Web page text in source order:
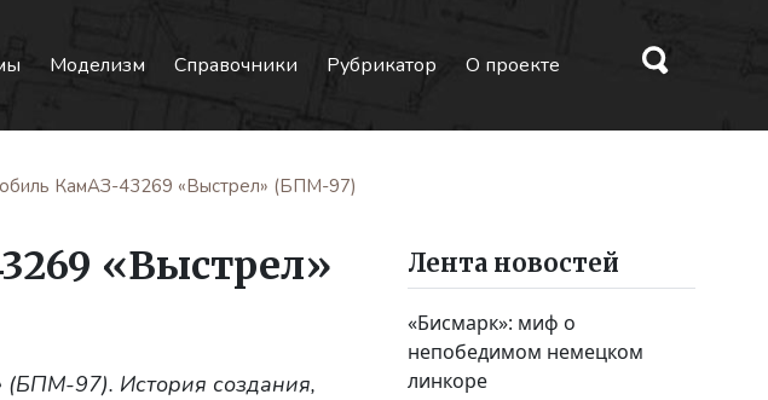
Моделизм Справочники Рубрикатор О проекте
КамАЗ-43269 «Выстрел» (БПМ-97)
«Выстрел»
(БПМ-97). История создания,
Лента новостей
«Бисмарк»: миф о
непобедимом немецком
линкоре